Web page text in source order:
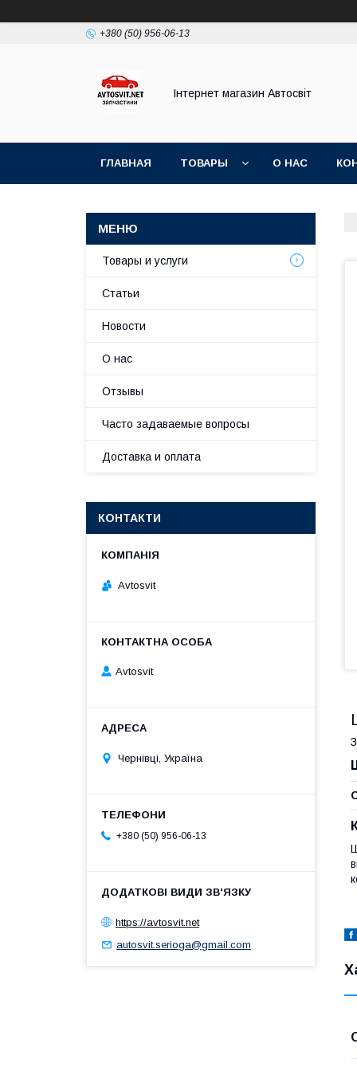
+380 (50) 956-06-13
Інтернет магазин Автосвіт
ГЛАВНАЯ ТОВАРЫ О НАС
Товары и услуги
Статьи
Новости
О нас
Отзывы
Часто задаваемые вопросы
Доставка и оплата
КОНТАКТИ
Avtosvit
Avtosvit
Чернівці, Україна
+380 (50) 956-06-13
https://avtosvit.net
autosvit.serioga@gmail.com